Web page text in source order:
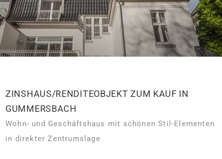
ZINSHAUS/RENDITEOBJEKT ZUM KAUF IN
GUMMERSBACH
Wohn- und Geschäftshaus mit schönen Stil-Elementen
in direkter Zentrumslage